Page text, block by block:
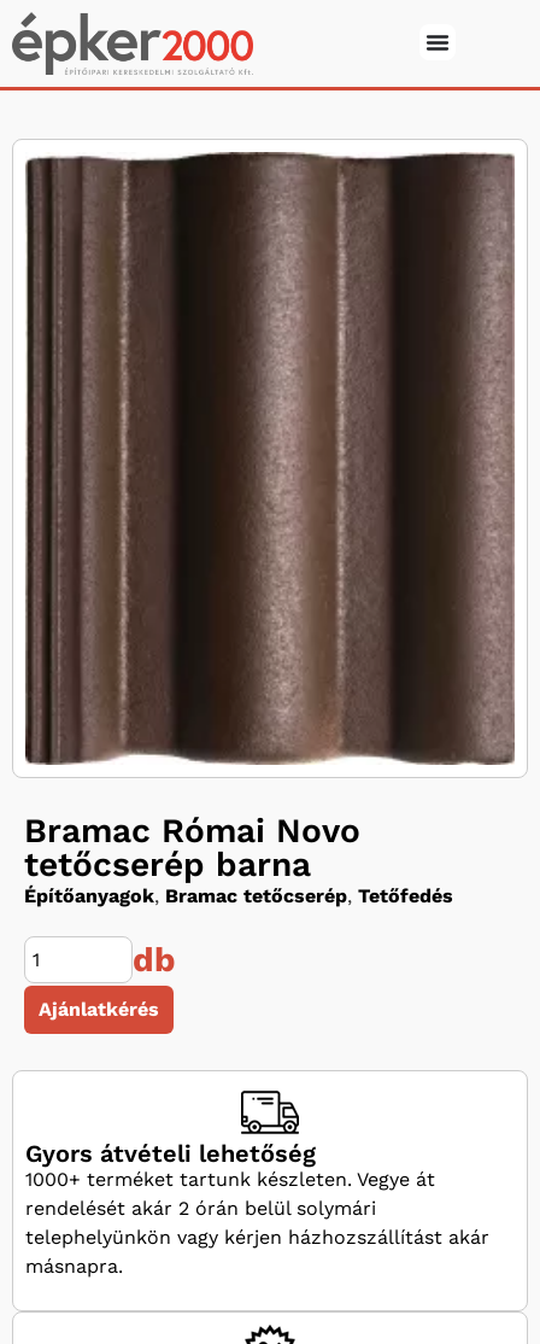
Bramac Római Novo
tetőcserép barna
Építőanyagok, Bramac tetőcserép, Tetőfedés
db
Ajánlatkérés
Gyors átvételi lehetőség
1000+ terméket tartunk készleten. Vegye át
rendelését akár 2 órán belül solymári
telephelyünkön vagy kérjen házhozszállítást akár
másnapra.